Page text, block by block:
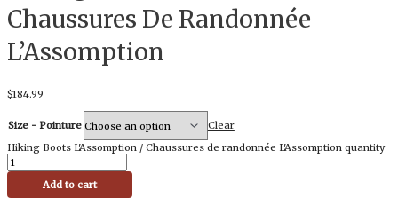
Chaussures De Randonnée
L’Assomption
$184.99
Size - Pointure
Clear
Hiking Boots L'Assomption / Chaussures de randonnée L'Assomption quantity
Add to cart